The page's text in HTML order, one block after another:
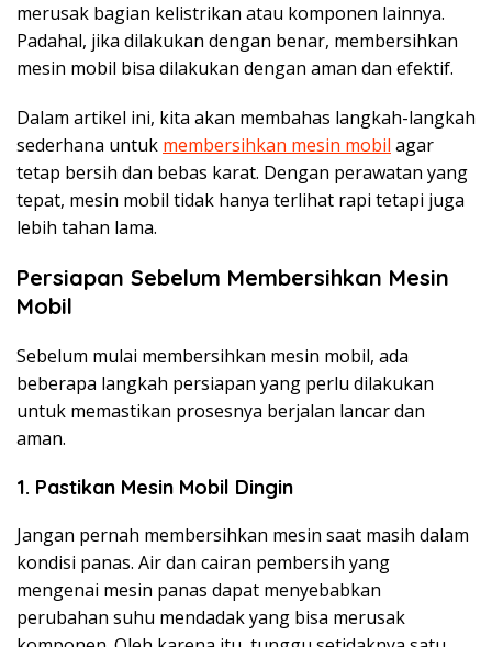
merusak bagian kelistrikan atau komponen lainnya.
Padahal, jika dilakukan dengan benar, membersihkan
mesin mobil bisa dilakukan dengan aman dan efektif.
Dalam artikel ini, kita akan membahas langkah-langkah
sederhana untuk membersihkan mesin mobil agar
tetap bersih dan bebas karat. Dengan perawatan yang
tepat, mesin mobil tidak hanya terlihat rapi tetapi juga
lebih tahan lama.
Persiapan Sebelum Membersihkan Mesin
Mobil
Sebelum mulai membersihkan mesin mobil, ada
beberapa langkah persiapan yang perlu dilakukan
untuk memastikan prosesnya berjalan lancar dan
aman.
1. Pastikan Mesin Mobil Dingin
Jangan pernah membersihkan mesin saat masih dalam
kondisi panas. Air dan cairan pembersih yang
mengenai mesin panas dapat menyebabkan
perubahan suhu mendadak yang bisa merusak